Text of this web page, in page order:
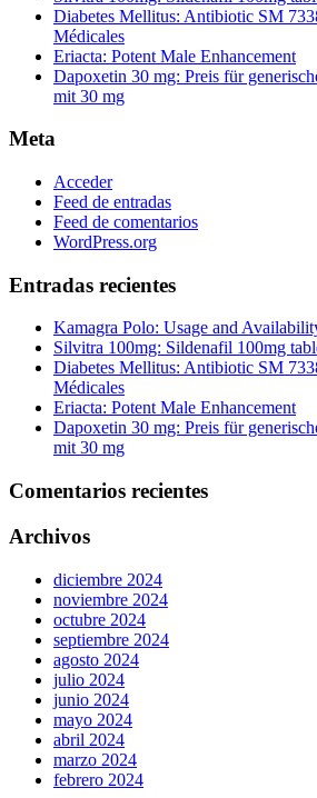
Diabetes Mellitus: Antibiotic SM
Médicales
Eriacta: Potent Male Enhancement
Dapoxetin 30 mg: Preis für
mit 30 mg
Meta
Acceder
Feed de entradas
Feed de comentarios
WordPress.org
Entradas recientes
Kamagra Polo: Usage and
Silvitra 100mg: Sildenafil 100mg
Diabetes Mellitus: Antibiotic SM
Médicales
Eriacta: Potent Male Enhancement
Dapoxetin 30 mg: Preis für
mit 30 mg
Comentarios recientes
Archivos
diciembre 2024
noviembre 2024
octubre 2024
septiembre 2024
agosto 2024
julio 2024
junio 2024
mayo 2024
abril 2024
marzo 2024
febrero 2024